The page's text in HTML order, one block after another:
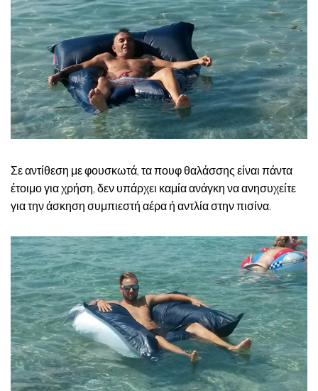
Σε αντίθεση με φουσκωτά, τα πουφ θαλάσσης είναι πάντα
έτοιμο για χρήση, δεν υπάρχει καμία ανάγκη να ανησυχείτε
για την άσκηση συμπιεστή αέρα ή αντλία στην πισίνα.